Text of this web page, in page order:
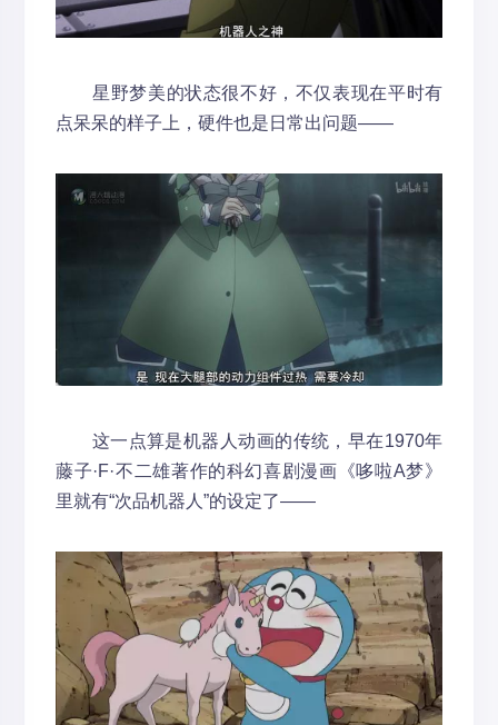
星野梦美的状态很不好，不仅表现在平时有
点呆呆的样子上，硬件也是日常出问题——
这一点算是机器人动画的传统，早在1970年
藤子·F·不二雄著作的科幻喜剧漫画《哆啦A梦》
里就有“次品机器人”的设定了——